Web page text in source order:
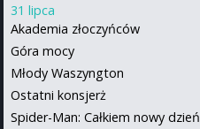
31 lipca
Akademia złoczyńców
Góra mocy
Młody Waszyngton
Ostatni konsjerż
Spider-Man: Całkiem nowy dzień